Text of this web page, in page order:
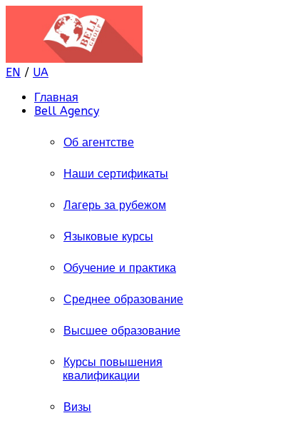
EN / UA
Главная
Bell Agency
Об агентстве
Наши сертификаты
Лагерь за рубежом
Языковые курсы
Обучение и практика
Среднее образование
Высшее образование
Курсы повышения
квалификации
Визы